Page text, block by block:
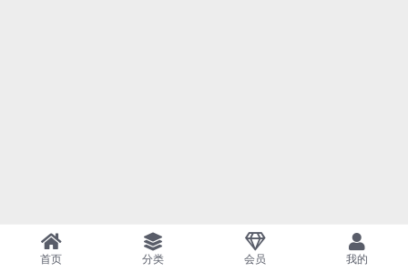
首页 分类 会员 我的